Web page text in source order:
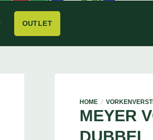
OUTLET
HOME /
MEYER
DUBBEL